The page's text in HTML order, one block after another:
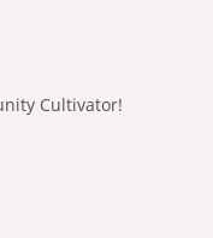
Cultivator!